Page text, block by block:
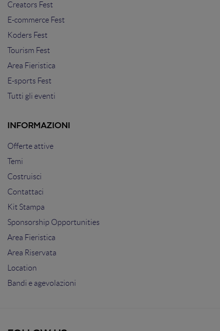
Creators Fest
E-commerce Fest
Koders Fest
Tourism Fest
Area Fieristica
E-sports Fest
Tutti gli eventi
INFORMAZIONI
Offerte attive
Temi
Costruisci
Contattaci
Kit Stampa
Sponsorship Opportunities
Area Fieristica
Area Riservata
Location
Bandi e agevolazioni